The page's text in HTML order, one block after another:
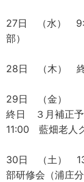
27日 （水）
部）
28日 （木）
29日 （金）
終日 ３月補正予
11:00 藍畑老人
30日 （土）
部研修会（浦庄分